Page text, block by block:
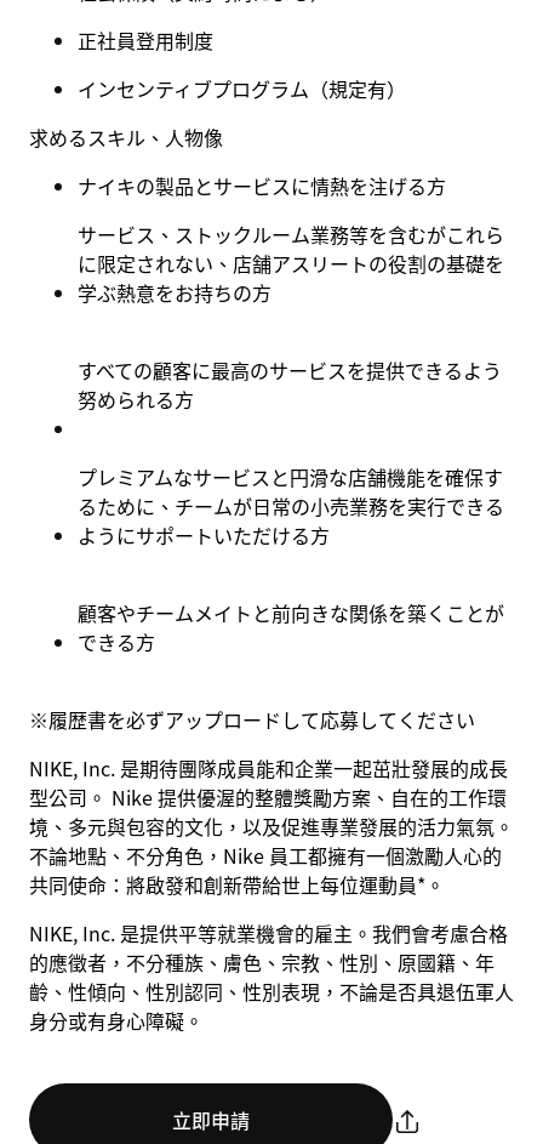
正社員登用制度
インセンティブプログラム（規定有）
求めるスキル、人物像
ナイキの製品とサービスに情熱を注げる方
サービス、ストックルーム業務等を含むがこれら
に限定されない、店舗アスリートの役割の基礎を
学ぶ熱意をお持ちの方
すべての顧客に最高のサービスを提供できるよう
努められる方
プレミアムなサービスと円滑な店舗機能を確保す
るために、チームが日常の小売業務を実行できる
ようにサポートいただける方
顧客やチームメイトと前向きな関係を築くことが
できる方
※履歴書を必ずアップロードして応募してください
NIKE, Inc. 是期待團隊成員能和企業一起茁壯發展的成長
型公司。 Nike 提供優渥的整體獎勵方案、自在的工作環
境、多元與包容的文化，以及促進專業發展的活力氣氛。
不論地點、不分角色，Nike 員工都擁有一個激勵人心的
共同使命：將啟發和創新帶給世上每位運動員*。
NIKE, Inc. 是提供平等就業機會的雇主。我們會考慮合格
的應徵者，不分種族、膚色、宗教、性別、原國籍、年
齡、性傾向、性別認同、性別表現，不論是否具退伍軍人
身分或有身心障礙。
立即申請